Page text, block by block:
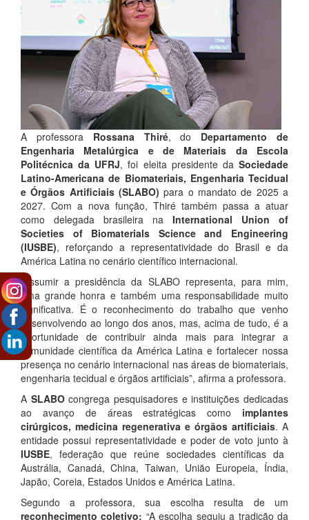
A professora Rossana Thiré, do Departamento de
Engenharia Metalúrgica e de Materiais da Escola
Politécnica da UFRJ, foi eleita presidente daSociedade
Latino-Americana de Biomateriais, Engenharia Tecidual
e Órgãos Artificiais (SLABO) para o mandato de 2025 a
2027. Com a nova função, Thiré também passa a atuar
como delegada brasileira na International Union of
Societies of Biomaterials Science and Engineering
(IUSBE), reforçando a representatividade do Brasil e da
América Latina no cenário científico internacional.
“Assumir a presidência da SLABO representa, para mim,
uma grande honra e também uma responsabilidade muito
significativa. É o reconhecimento do trabalho que venho
desenvolvendo ao longo dos anos, mas, acima de tudo, é a
oportunidade de contribuir ainda mais para integrar a
comunidade científica da América Latina e fortalecer nossa
presença no cenário internacional nas áreas de biomateriais,
engenharia tecidual e órgãos artificiais”, afirma a professora.
A SLABOcongrega pesquisadores e instituições dedicadas
ao avanço de áreas estratégicas como implantes
cirúrgicos, medicina regenerativa e órgãos artificiais. A
entidade possui representatividade e poder de voto junto à
IUSBE, federação que reúne sociedades científicas da
Austrália, Canadá, China, Taiwan, União Europeia, Índia,
Japão, Coreia, Estados Unidos e América Latina.
Segundo a professora, sua escolha resulta de um
reconhecimento coletivo: “A escolha seguiu a tradição da